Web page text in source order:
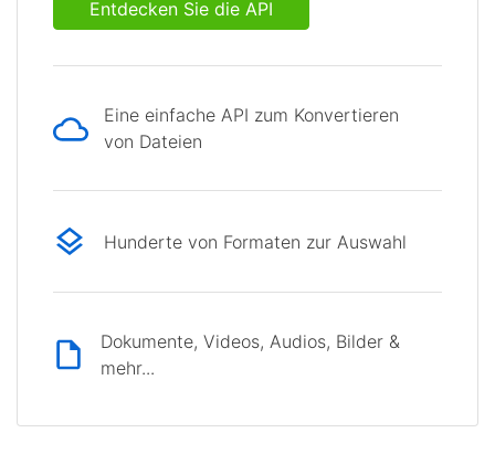
Entdecken Sie die API
Eine einfache API zum Konvertieren
von Dateien
Hunderte von Formaten zur Auswahl
Dokumente, Videos, Audios, Bilder &
mehr...